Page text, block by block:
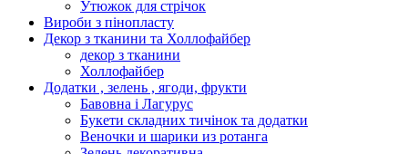
Утюжок для стрічок
Вироби з пінопласту
Декор з тканини та Холлофайбер
декор з тканини
Холлофайбер
Додатки , зелень , ягоди, фрукти
Бавовна і Лагурус
Букети складних тичінок та додатки
Веночки и шарики из ротанга